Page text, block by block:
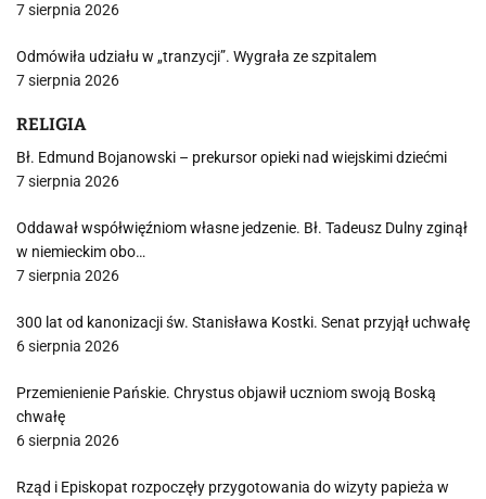
7 sierpnia 2026
Odmówiła udziału w „tranzycji”. Wygrała ze szpitalem
7 sierpnia 2026
RELIGIA
Bł. Edmund Bojanowski – prekursor opieki nad wiejskimi dziećmi
7 sierpnia 2026
Oddawał współwięźniom własne jedzenie. Bł. Tadeusz Dulny zginął
w niemieckim obo…
7 sierpnia 2026
300 lat od kanonizacji św. Stanisława Kostki. Senat przyjął uchwałę
6 sierpnia 2026
Przemienienie Pańskie. Chrystus objawił uczniom swoją Boską
chwałę
6 sierpnia 2026
Rząd i Episkopat rozpoczęły przygotowania do wizyty papieża w